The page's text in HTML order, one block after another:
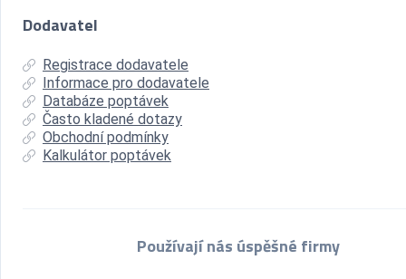
Dodavatel
Registrace dodavatele
Informace pro dodavatele
Databáze poptávek
Často kladené dotazy
Obchodní podmínky
Kalkulátor poptávek
Používají nás úspěšné firmy